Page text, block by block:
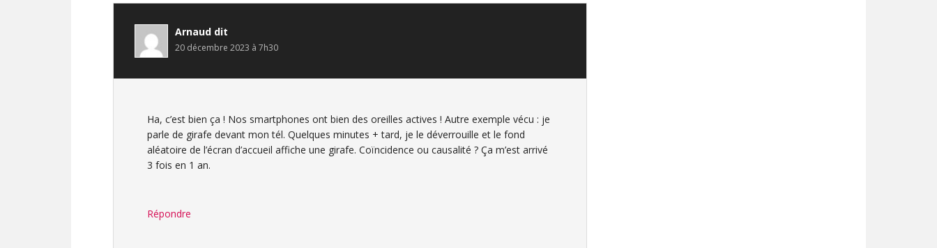
lecteur
Arnaud dit
20 décembre 2023 à 7h30
Ha, c’est bien ça ! Nos smartphones ont bien des oreilles actives ! Autre exemple vécu : je
parle de girafe devant mon tél. Quelques minutes + tard, je le déverrouille et le fond
aléatoire de l’écran d’accueil affiche une girafe. Coïncidence ou causalité ? Ça m’est arrivé
3 fois en 1 an.
Répondre